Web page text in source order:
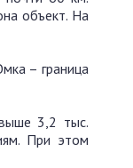
объект. На
– граница
3,2 тыс.
При этом